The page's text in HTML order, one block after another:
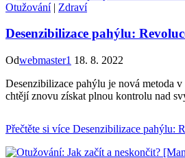
Otužování| Zdraví
Desenzibilizace pahýlu:
Odwebmaster1 18. 8. 2022
Desenzibilizace pahýlu je nová metoda
chtějí znovu získat plnou kontrolu nad
Přečtěte si více Desenzibilizace pahýlu: